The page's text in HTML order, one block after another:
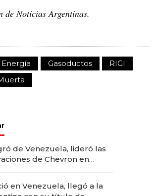
de Noticias Argentinas.
Energía Gasoductos
RIGI
de Venezuela, lideró las
de Chevron en
en Venezuela, llegó a la